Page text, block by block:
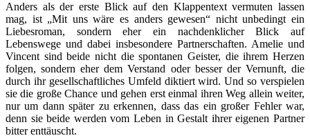
Anders als der erste Blick auf den Klappentext vermuten lassen
mag, ist „Mit uns wäre es anders gewesen“ nicht unbedingt ein
Liebesroman, sondern eher ein nachdenklicher Blick auf
Lebenswege und dabei insbesondere Partnerschaften. Amelie und
Vincent sind beide nicht die spontanen Geister, die ihrem Herzen
folgen, sondern eher dem Verstand oder besser der Vernunft, die
durch ihr gesellschaftliches Umfeld diktiert wird. Und so verspielen
sie die große Chance und gehen erst einmal ihren Weg allein weiter,
nur um dann später zu erkennen, dass das ein großer Fehler war,
denn sie beide werden vom Leben in Gestalt ihrer eigenen Partner
bitter enttäuscht.